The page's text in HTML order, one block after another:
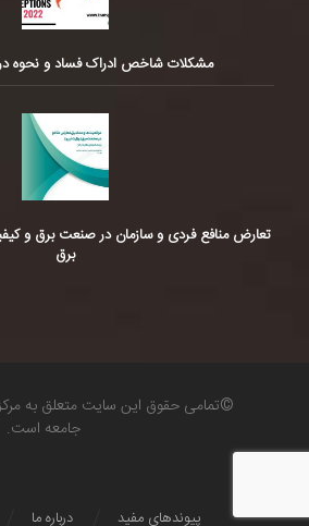
مشکلات شاخص ادراک فساد و نحوه
تعارض منافع فردی و سازمان در صنعت برق و
برق
©تمامی حقوق این سایت متعلق به
جامعه است.
درباره ما پیوندهای مفید